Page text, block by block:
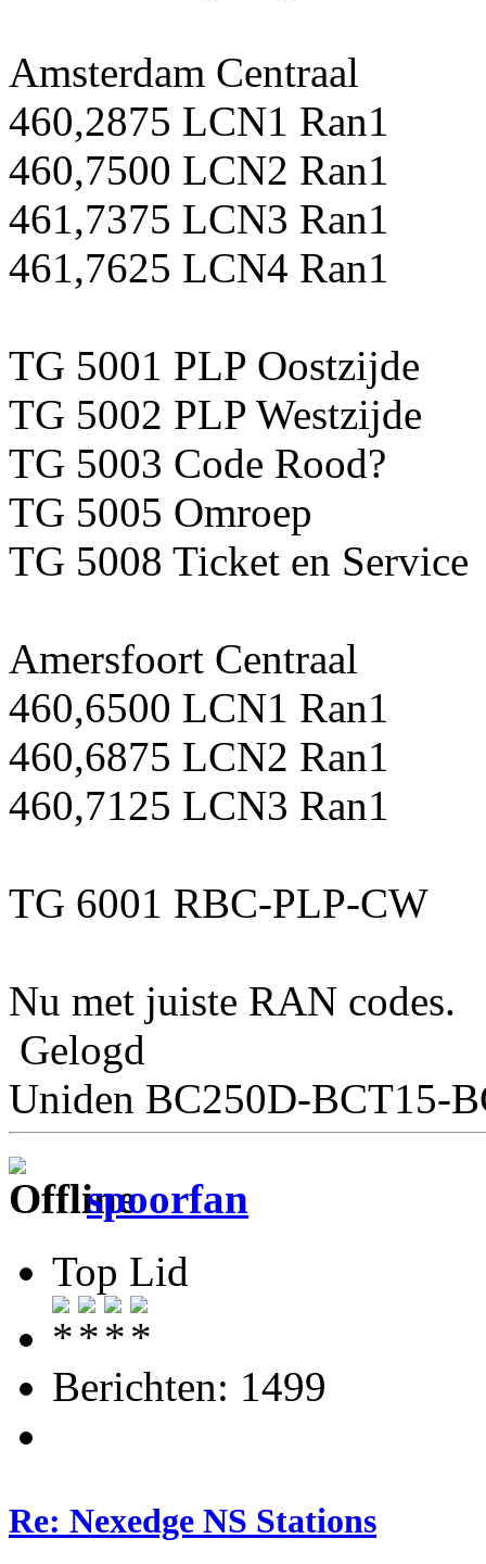
Amsterdam Centraal
460,2875 LCN1 Ran1
460,7500 LCN2 Ran1
461,7375 LCN3 Ran1
461,7625 LCN4 Ran1
TG 5001 PLP Oostzijde
TG 5002 PLP Westzijde
TG 5003 Code Rood?
TG 5005 Omroep
TG 5008 Ticket en Service
Amersfoort Centraal
460,6500 LCN1 Ran1
460,6875 LCN2 Ran1
460,7125 LCN3 Ran1
TG 6001 RBC-PLP-CW
Nu met juiste RAN codes.
Gelogd
Uniden BC250D-BCT15-
spoorfan
Top Lid
Berichten: 1499
Re: Nexedge NS Stations